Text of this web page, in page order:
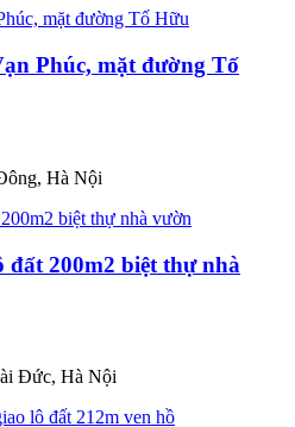
Phúc, mặt đường Tố
Hà Nội
200m2 biệt thự nhà
Đức, Hà Nội